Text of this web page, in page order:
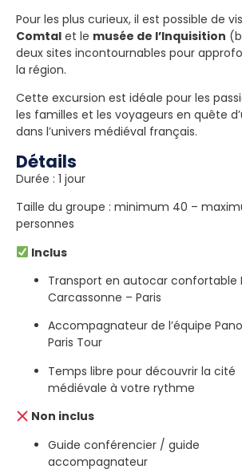
Pour les plus curieux, il est possible de
Comtal et le musée de l’Inquisition
deux sites incontournables pour
la région.
Cette excursion est idéale pour les
les familles et les voyageurs en quête
dans l’univers médiéval français.
Détails
Durée : 1 jour
Taille du groupe : minimum 40 –
personnes
Inclus
Transport en autocar confortable
Carcassonne – Paris
Accompagnateur de l’équipe
Paris Tour
Temps libre pour découvrir la cité
médiévale à votre rythme
Non inclus
Guide conférencier / guide
accompagnateur